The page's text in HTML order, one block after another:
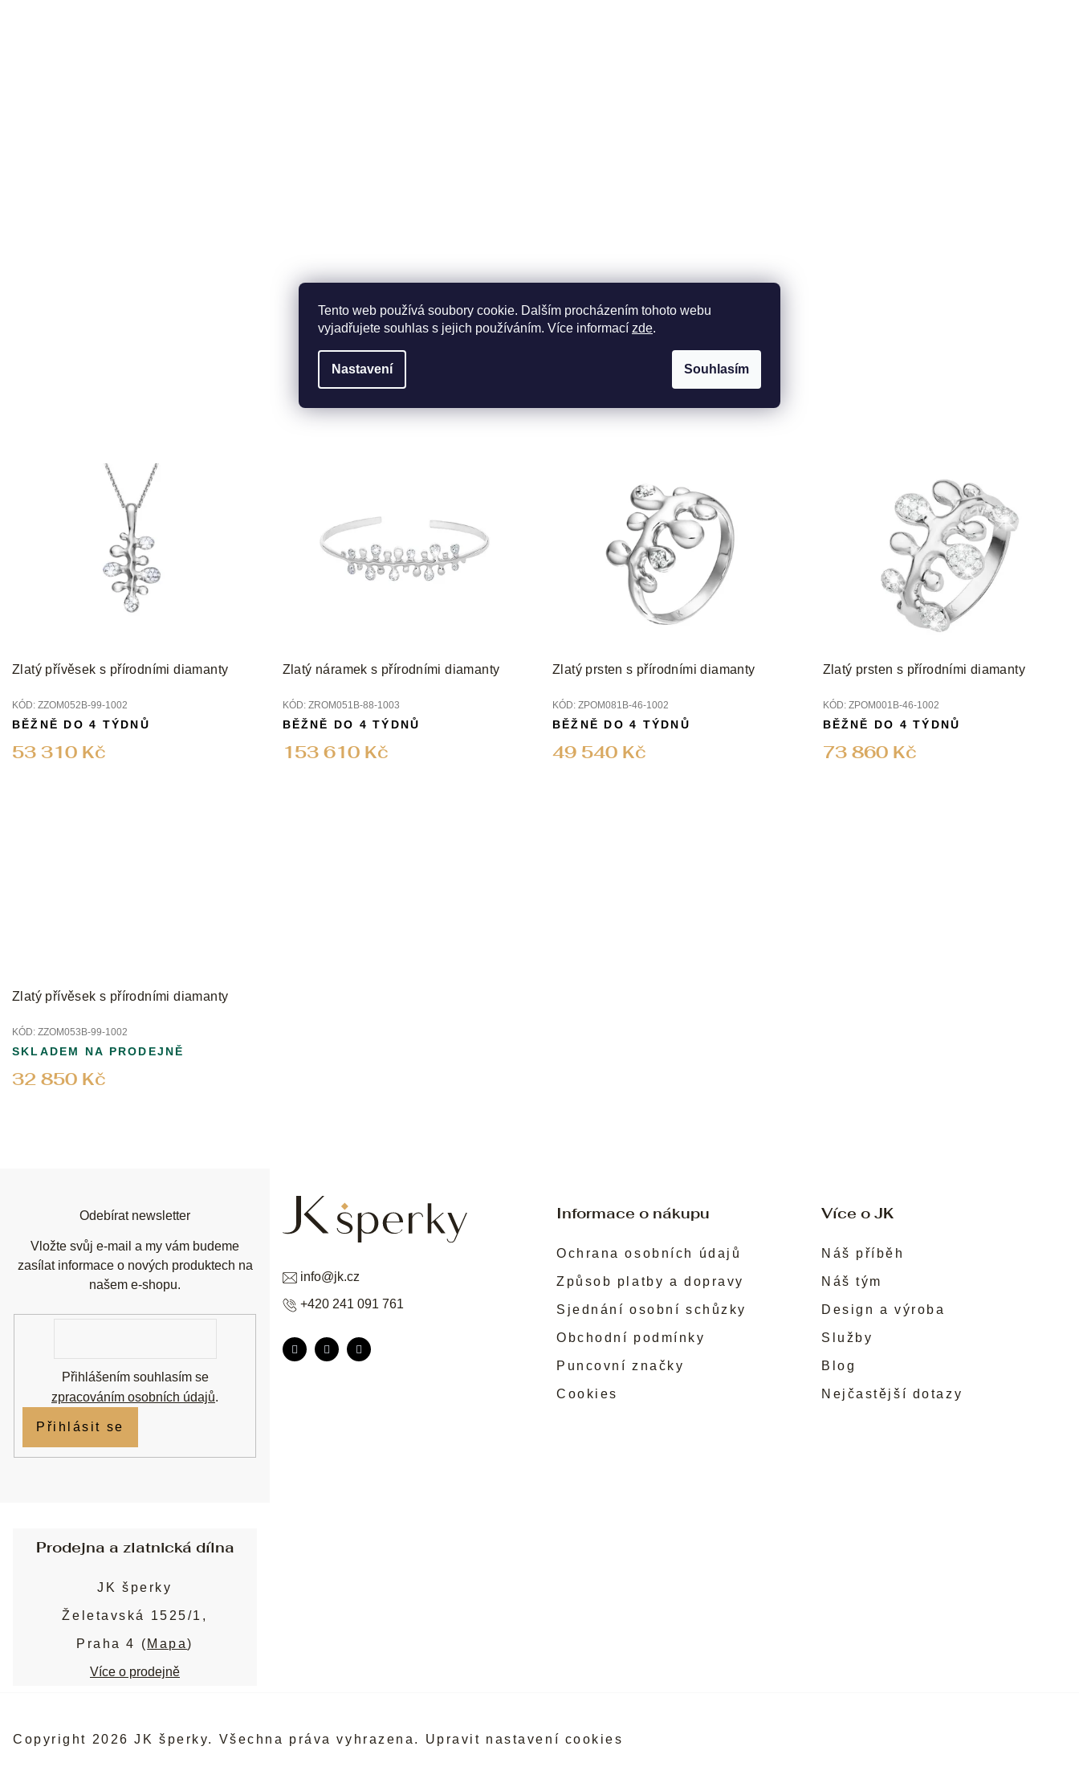
Tento web používá soubory cookie. Dalším procházením tohoto webu
vyjadřujete souhlas s jejich používáním. Více informací zde.
Nastavení Souhlasím
Zlatý přívěsek s přírodními diamanty
KÓD: ZZOM052B-99-1002
53 310 Kč
BĚŽNĚ DO 4 TÝDNŮ
Zlatý náramek s přírodními diamanty
KÓD: ZROM051B-88-1003
153 610 Kč
BĚŽNĚ DO 4 TÝDNŮ
Zlatý prsten s přírodními diamanty
KÓD: ZPOM081B-46-1002
49 540 Kč
BĚŽNĚ DO 4 TÝDNŮ
Zlatý prsten s přírodními diamanty
KÓD: ZPOM001B-46-1002
73 860 Kč
BĚŽNĚ DO 4 TÝDNŮ
Zlatý přívěsek s přírodními diamanty
KÓD: ZZOM053B-99-1002
32 850 Kč
SKLADEM NA PRODEJNĚ
Informace o nákupu
Ochrana osobních údajů
Způsob platby a dopravy
Sjednání osobní schůzky
Obchodní podmínky
Puncovní značky
Cookies
Více o JK
Náš příběh
Náš tým
Design a výroba
Služby
Blog
Nejčastější dotazy
info@jk.cz
+420 241 091 761
Odebírat newsletter
Vložte svůj e-mail a my vám budeme
zasílat informace o nových produktech na
našem e-shopu.
Přihlášením souhlasím se
zpracováním osobních údajů.
Přihlásit se
Prodejna a zlatnická dílna
JK šperky
Želetavská 1525/1,
Praha 4 ( Mapa)
Více o prodejně
Copyright 2026JK šperky. Všechna práva vyhrazena. Upravit nastavení cookies